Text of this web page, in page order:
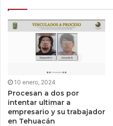
10 enero, 2024
Procesan a dos por
intentar ultimar a
empresario y su trabajador
en Tehuacán